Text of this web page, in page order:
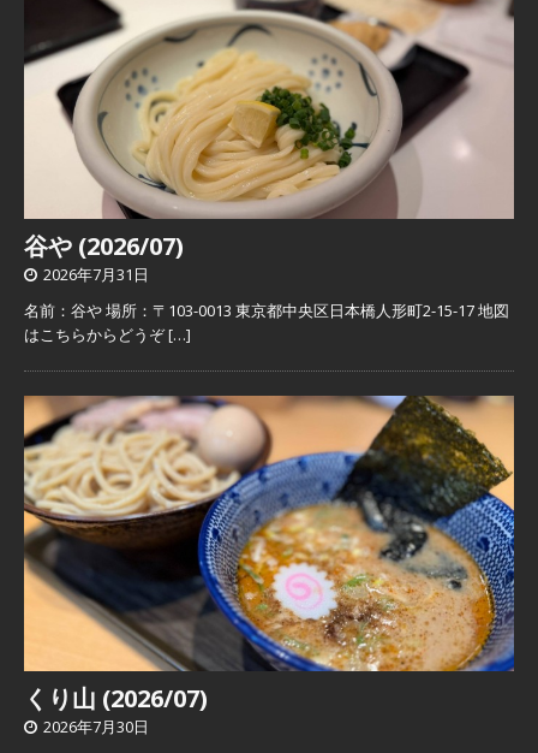
谷や (2026/07)
2026年7月31日
名前：谷や 場所：〒103-0013 東京都中央区日本橋人形町2-15-17 地図
はこちらからどうぞ[…]
くり山 (2026/07)
2026年7月30日